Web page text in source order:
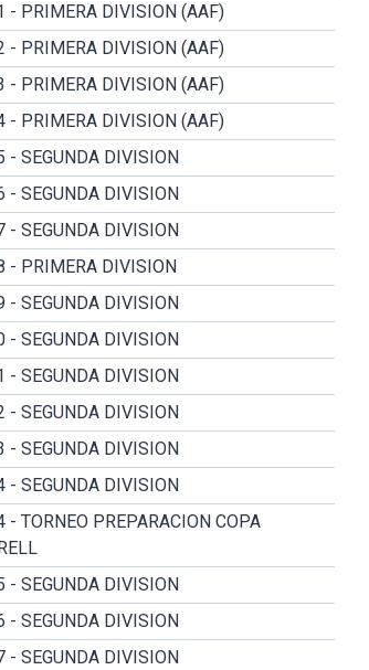
- PRIMERA DIVISION (AAF)
- PRIMERA DIVISION (AAF)
- PRIMERA DIVISION (AAF)
- PRIMERA DIVISION (AAF)
- SEGUNDA DIVISION
- SEGUNDA DIVISION
- SEGUNDA DIVISION
- PRIMERA DIVISION
- SEGUNDA DIVISION
- SEGUNDA DIVISION
- SEGUNDA DIVISION
- SEGUNDA DIVISION
- SEGUNDA DIVISION
- SEGUNDA DIVISION
- TORNEO PREPARACION COPA
- SEGUNDA DIVISION
- SEGUNDA DIVISION
- SEGUNDA DIVISION